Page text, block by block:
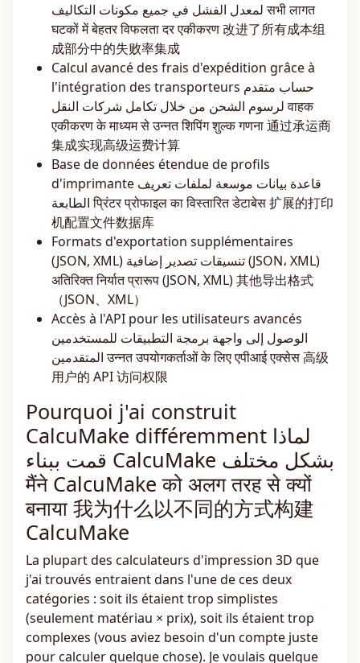
لمعدل الفشل في جميع مكونات التكاليف सभी लागत
घटकों में बेहतर विफलता दर एकीकरण 改进了所有成本组
成部分中的失败率集成
Calcul avancé des frais d'expédition grâce à
l'intégration des transporteurs حساب متقدم
لرسوم الشحن من خلال تكامل شركات النقل वाहक
एकीकरण के माध्यम से उन्नत शिपिंग शुल्क गणना 通过承运商
集成实现高级运费计算
Base de données étendue de profils
d'imprimante قاعدة بيانات موسعة لملفات تعريف
الطابعة प्रिंटर प्रोफाइल का विस्तारित डेटाबेस 扩展的打印
机配置文件数据库
Formats d'exportation supplémentaires
(JSON, XML) تنسيقات تصدير إضافية (JSON، XML)
अतिरिक्त निर्यात प्रारूप (JSON, XML) 其他导出格式
（JSON、XML）
Accès à l'API pour les utilisateurs avancés
الوصول إلى واجهة برمجة التطبيقات للمستخدمين
المتقدمين उन्नत उपयोगकर्ताओं के लिए एपीआई एक्सेस 高级
用户的 API 访问权限
Pourquoi j'ai construit
CalcuMake différemment لماذا
قمت ببناء CalcuMake بشكل مختلف
मैंने CalcuMake को अलग तरह से क्यों
बनाया 我为什么以不同的方式构建
CalcuMake
La plupart des calculateurs d'impression 3D que
j'ai trouvés entraient dans l'une de ces deux
catégories : soit ils étaient trop simplistes
(seulement matériau × prix), soit ils étaient trop
complexes (vous aviez besoin d'un compte juste
pour calculer quelque chose). Je voulais quelque